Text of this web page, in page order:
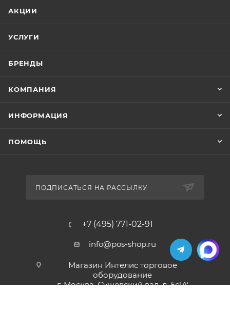
АКЦИИ
УСЛУГИ
БРЕНДЫ
КОМПАНИЯ
ИНФОРМАЦИЯ
ПОМОЩЬ
ПОДПИСАТЬСЯ НА РАССЫЛКУ
+7 (495) 771-02-91
info@pos-shop.ru
Магазин Интелис торговое
оборудование
г. Москва, Сущевский вал, д. 5с1А'